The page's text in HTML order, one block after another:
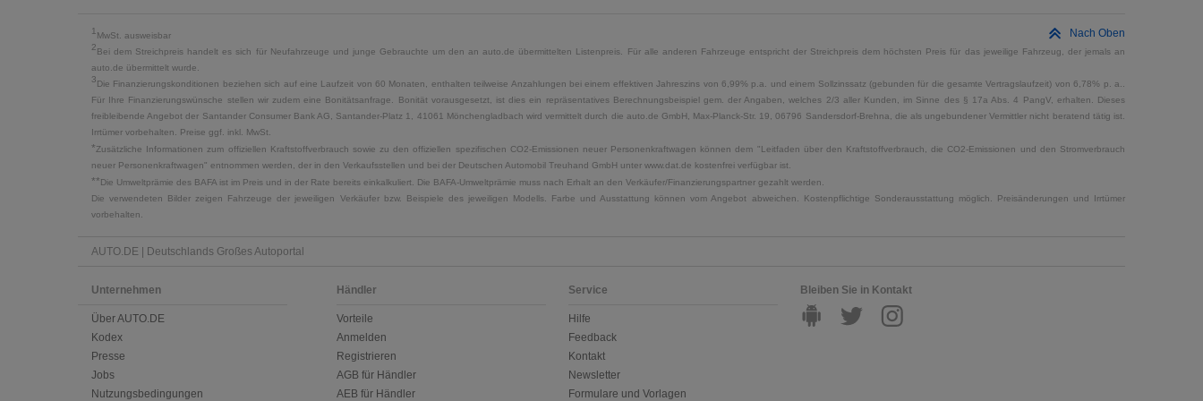
Nach Oben
1 MwSt. ausweisbar
2Bei dem Streichpreis handelt es sich für Neufahrzeuge und junge Gebrauchte um den an auto.de übermittelten Listenpreis. Für alle anderen Fahrzeuge entspricht der Streichpreis dem höchsten Preis für das jeweilige Fahrzeug, der jemals an
auto.de übermittelt wurde.
3Die Finanzierungskonditionen beziehen sich auf eine Laufzeit von 60 Monaten, enthalten teilweise Anzahlungen bei einem effektiven Jahreszins von 6,99% p.a. und einem Sollzinssatz (gebunden für die gesamte Vertragslaufzeit) von 6,78% p. a..
Für Ihre Finanzierungswünsche stellen wir zudem eine Bonitätsanfrage. Bonität vorausgesetzt, ist dies ein repräsentatives Berechnungsbeispiel gem. der Angaben, welches 2/3 aller Kunden, im Sinne des § 17a Abs. 4 PangV, erhalten. Dieses
freibleibende Angebot der Santander Consumer Bank AG, Santander-Platz 1, 41061 Mönchengladbach wird vermittelt durch die auto.de GmbH, Max-Planck-Str. 19, 06796 Sandersdorf-Brehna, die als ungebundener Vermittler nicht beratend tätig ist.
Irrtümer vorbehalten. Preise ggf. inkl. MwSt.
*Zusätzliche Informationen zum offiziellen Kraftstoffverbrauch sowie zu den offiziellen spezifischen CO2-Emissionen neuer Personenkraftwagen können dem "Leitfaden über den Kraftstoffverbrauch, die CO2-Emissionen und den Stromverbrauch
neuer Personenkraftwagen" entnommen werden, der in den Verkaufsstellen und bei der Deutschen Automobil Treuhand GmbH unter www.dat.de kostenfrei verfügbar ist.
**Die Umweltprämie des BAFA ist im Preis und in der Rate bereits einkalkuliert. Die BAFA-Umweltprämie muss nach Erhalt an den Verkäufer/Finanzierungspartner gezahlt werden.
Die verwendeten Bilder zeigen Fahrzeuge der jeweiligen Verkäufer bzw. Beispiele des jeweiligen Modells. Farbe und Ausstattung können vom Angebot abweichen. Kostenpflichtige Sonderausstattung möglich. Preisänderungen und Irrtümer
vorbehalten.
AUTO.DE | Deutschlands Großes Autoportal
Unternehmen
Über AUTO.DE
Kodex
Presse
Jobs
Nutzungsbedingungen
Händler
Vorteile
Anmelden
Registrieren
AGB für Händler
AEB für Händler
Service
Hilfe
Feedback
Kontakt
Newsletter
Formulare und Vorlagen
Bleiben Sie in Kontakt